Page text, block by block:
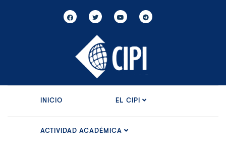
INICIO EL CIPI
ACTIVIDAD ACADÉMICA